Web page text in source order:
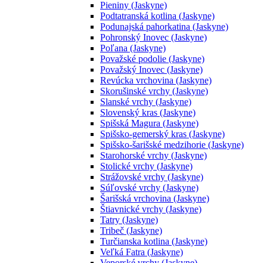
Pieniny (Jaskyne)
Podtatranská kotlina (Jaskyne)
Podunajská pahorkatina (Jaskyne)
Pohronský Inovec (Jaskyne)
Poľana (Jaskyne)
Považské podolie (Jaskyne)
Považský Inovec (Jaskyne)
Revúcka vrchovina (Jaskyne)
Skorušinské vrchy (Jaskyne)
Slanské vrchy (Jaskyne)
Slovenský kras (Jaskyne)
Spišská Magura (Jaskyne)
Spišsko-gemerský kras (Jaskyne)
Spišsko-šarišské medzihorie (Jaskyne)
Starohorské vrchy (Jaskyne)
Stolické vrchy (Jaskyne)
Strážovské vrchy (Jaskyne)
Súľovské vrchy (Jaskyne)
Šarišská vrchovina (Jaskyne)
Štiavnické vrchy (Jaskyne)
Tatry (Jaskyne)
Tribeč (Jaskyne)
Turčianska kotlina (Jaskyne)
Veľká Fatra (Jaskyne)